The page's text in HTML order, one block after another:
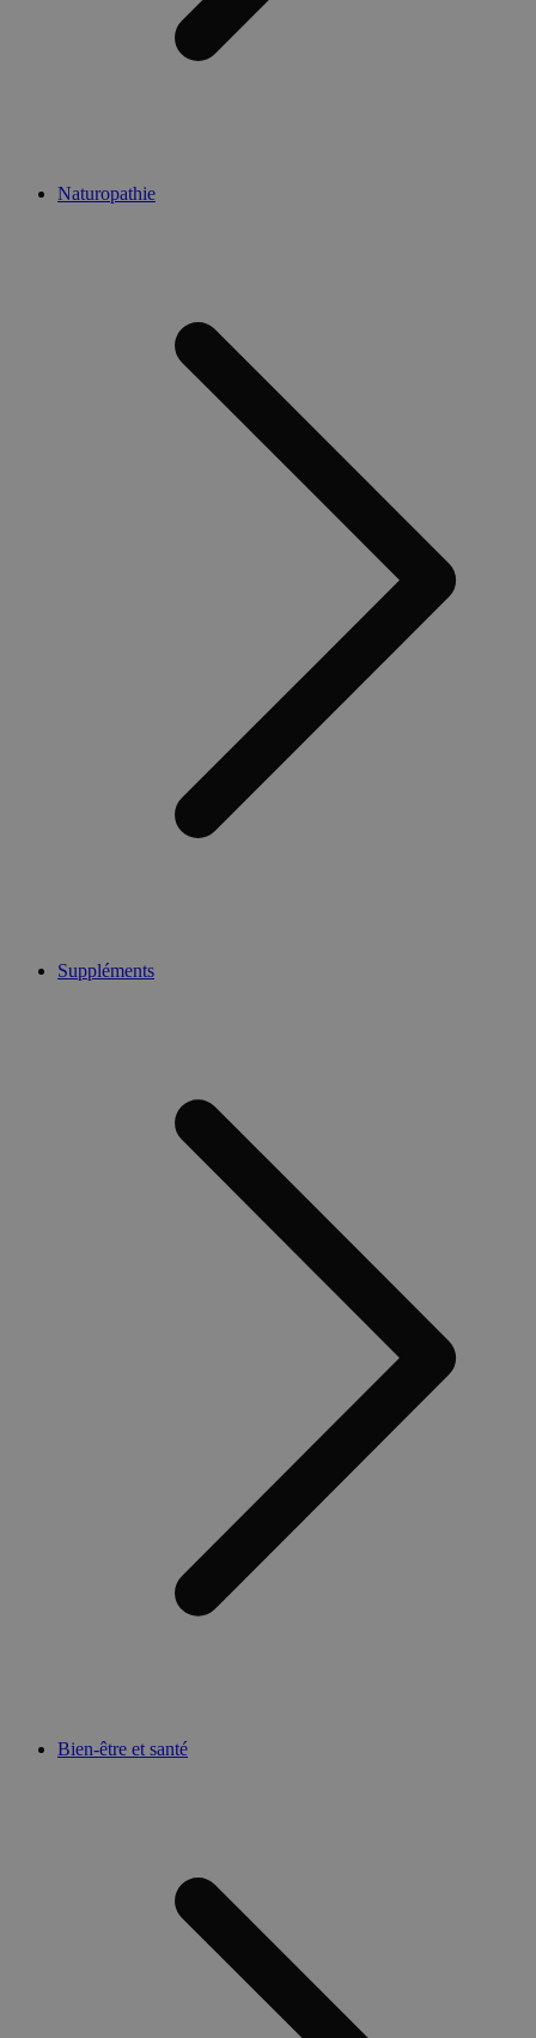
Naturopathie
Suppléments
Bien-être et santé